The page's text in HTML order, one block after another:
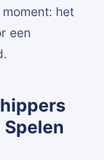
het
een